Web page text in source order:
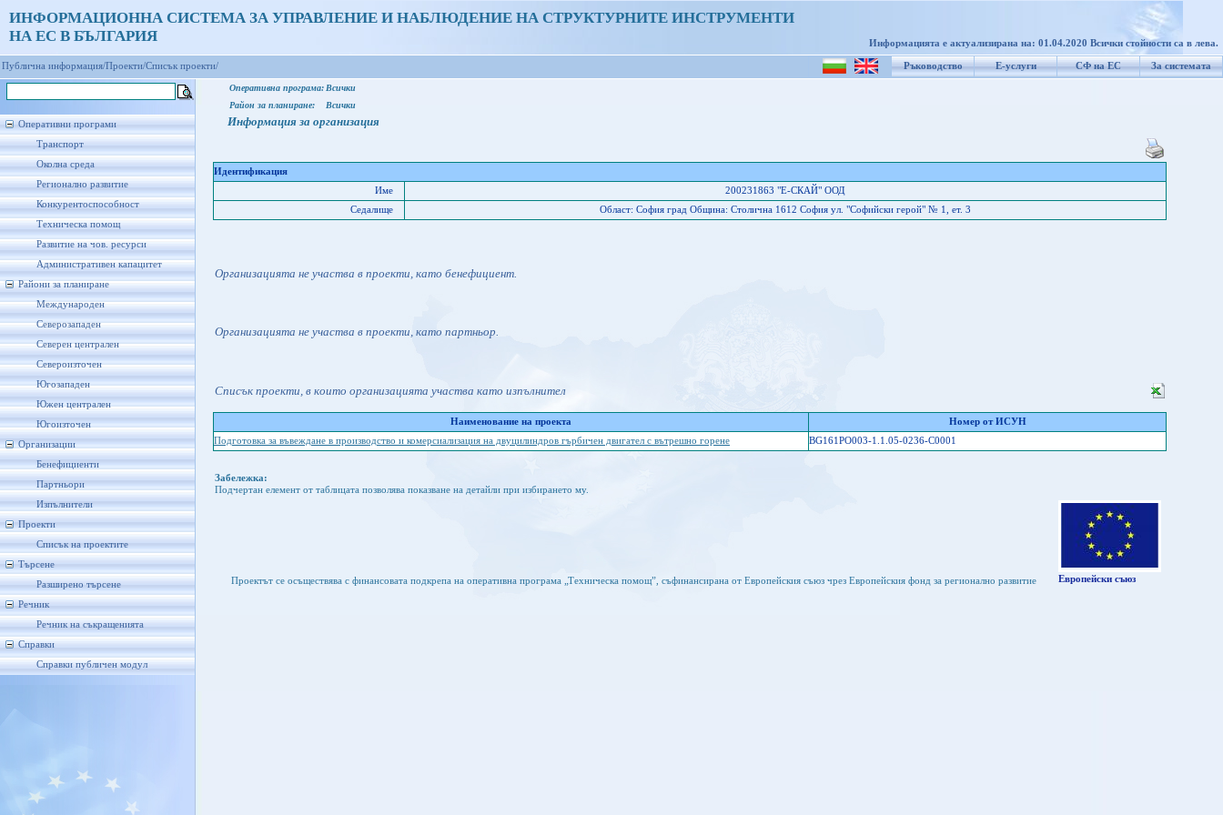
ИНФОРМАЦИОННА СИСТЕМА ЗА УПРАВЛЕНИЕ И НАБЛЮДЕНИЕ НА СТРУКТУРНИТЕ ИНСТРУМЕНТИ
НА ЕС В БЪЛГАРИЯ
Информацията е актуализирана на: 01.04.2020 Всички стойности са в лева.
Ръководство Е-услуги СФ на ЕС За системата
Публична информация/Проекти/Списък проекти/
Оперативни програми
Транспорт
Околна среда
Регионално развитие
Конкурентоспособност
Техническа помощ
Развитие на чов. ресурси
Административен капацитет
Райони за планиране
Международен
Северозападен
Северен централен
Североизточен
Югозападен
Южен централен
Югоизточен
Организации
Бенефициенти
Партньори
Изпълнители
Проекти
Списък на проектите
Търсене
Разширено търсене
Речник
Речник на съкращенията
Справки
Справки публичен модул
Оперативна програма: Всички
Район за планиране:
Всички
Информация за организация
Идентификация
Име
200231863 "Е-СКАЙ" ООД
Седалище
Област: София град Oбщина: Столична 1612 София ул. "Софийски герой" № 1, ет. 3
Организацията не участва в проекти, като бенефициент.
Организацията не участва в проекти, като партньор.
Списък проекти, в които организацията участва като изпълнител
Наименование на проекта
Номер от ИСУН
Подготовка за въвеждане в производство и комерсиализация на двуцилиндров гърбичен двигател с вътрешно горене
BG161PO003-1.1.05-0236-C0001
Забележка:
Подчертан елемент от таблицата позволява показване на детайли при избирането му.
Проектът се осъществява с финансовата подкрепа на оперативна програма „Техническа помощ”, съфинансирана от Европейския съюз чрез Европейския фонд за регионално развитие Европейски съюз